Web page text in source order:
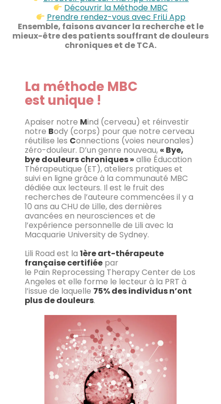
Découvrir la Méthode MBC
Prendre rendez-vous avec FriLi App
Ensemble, faisons avancer la recherche et le
mieux-être des patients souffrant de douleurs
chroniques et de TCA.
La méthode MBC
est unique !
Apaiser notre Mind (cerveau) et réinvestir
notre Body (corps) pour que notre cerveau
réutilise les Connections (voies neuronales)
zéro-douleur. D’un genre nouveau, « Bye,
bye douleurs chroniques » allie Éducation
Thérapeutique (ET), ateliers pratiques et
suivi en ligne grâce à la communauté MBC
dédiée aux lecteurs. Il est le fruit des
recherches de l’auteure commencées il y a
10 ans au CHU de Lille, des dernières
avancées en neurosciences et de
l’expérience personnelle de Lili avec la
Macquarie University de Sydney.
Lili Road est la 1ère art-thérapeute
française certifiée par
le Pain Reprocessing Therapy Center de Los
Angeles et elle forme le lecteur à la PRT à
l’issue de laquelle 75% des individus n’ont
plus de douleurs.